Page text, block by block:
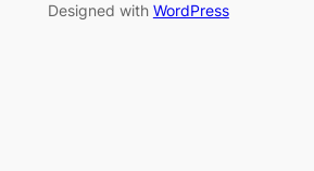
Designed with WordPress